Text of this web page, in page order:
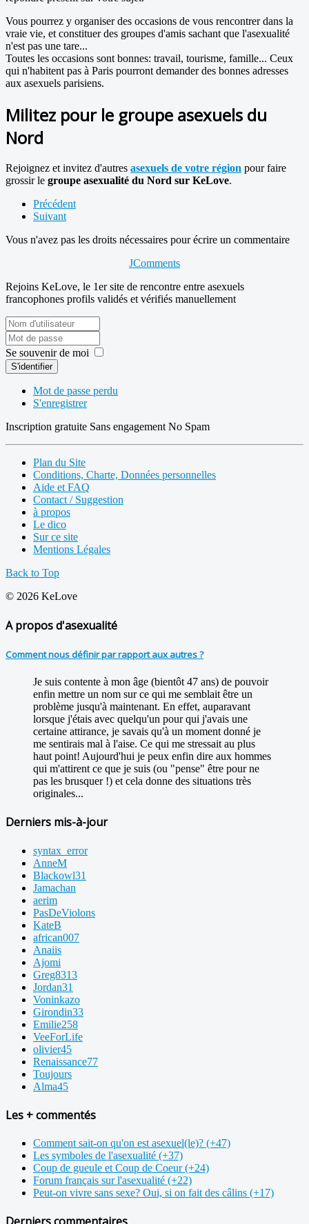
Vous pourrez y organiser des occasions de vous rencontrer dans la
vraie vie, et constituer des groupes d'amis sachant que l'asexualité
n'est pas une tare...
Toutes les occasions sont bonnes: travail, tourisme, famille... Ceux
qui n'habitent pas à Paris pourront demander des bonnes adresses
aux asexuels parisiens.
Militez pour le groupe asexuels du
Nord
Rejoignez et invitez d'autres asexuels de votre région pour faire
grossir le groupe asexualité du Nord sur KeLove.
Précédent
Suivant
Vous n'avez pas les droits nécessaires pour écrire un commentaire
JComments
Rejoins KeLove, le 1er site de rencontre entre asexuels
francophones profils validés et vérifiés manuellement
Se souvenir de moi
S'identifier
Mot de passe perdu
S'enregistrer
Inscription gratuite Sans engagement No Spam
Plan du Site
Conditions, Charte, Données personnelles
Aide et FAQ
Contact / Suggestion
à propos
Le dico
Sur ce site
Mentions Légales
Back to Top
© 2026 KeLove
A propos d'asexualité
Comment nous définir par rapport aux autres ?
Je suis contente à mon âge (bientôt 47 ans) de pouvoir
enfin mettre un nom sur ce qui me semblait être un
problème jusqu'à maintenant. En effet, auparavant
lorsque j'étais avec quelqu'un pour qui j'avais une
certaine attirance, je savais qu'à un moment donné je
me sentirais mal à l'aise. Ce qui me stressait au plus
haut point! Aujourd'hui je peux enfin dire aux hommes
qui m'attirent ce que je suis (ou "pense" être pour ne
pas les brusquer !) et cela donne des situations très
originales...
Derniers mis-à-jour
syntax_error
AnneM
Blackowl31
Jamachan
aerim
PasDeViolons
KateB
african007
Anaiis
Ajomi
Greg8313
Jordan31
Voninkazo
Girondin33
Emilie258
VeeForLife
olivier45
Renaissance77
Toujours
Alma45
Les + commentés
Comment sait-on qu'on est asexuel(le)? (+47)
Les symboles de l'asexualité (+37)
Coup de gueule et Coup de Coeur (+24)
Forum français sur l'asexualité (+22)
Peut-on vivre sans sexe? Oui, si on fait des câlins (+17)